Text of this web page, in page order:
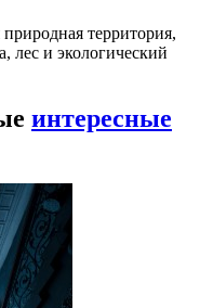
территория,
лес и экологический
интересные